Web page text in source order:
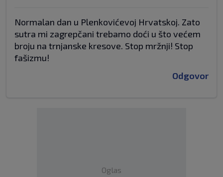
Normalan dan u Plenkovićevoj Hrvatskoj. Zato
sutra mi zagrepčani trebamo doći u što većem
broju na trnjanske kresove. Stop mržnji! Stop
fašizmu!
Odgovor
Oglas